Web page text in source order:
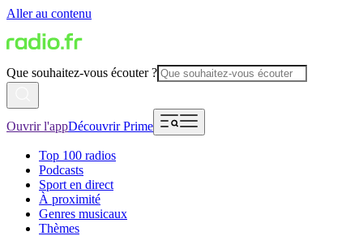
Aller au contenu
Que souhaitez-vous écouter ?
Ouvrir l'appDécouvrir Prime
Top 100 radios
Podcasts
Sport en direct
À proximité
Genres musicaux
Thèmes